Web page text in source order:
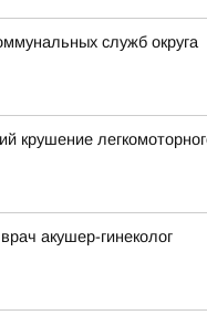
служб округа
крушение
акушер-гинеколог